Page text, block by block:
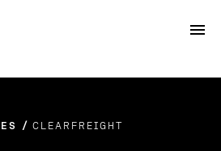
CLEARFREIGHT